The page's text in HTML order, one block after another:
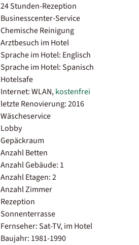
24 Stunden-Rezeption
Businesscenter-Service
Chemische Reinigung
Arztbesuch im Hotel
Sprache im Hotel: Englisch
Sprache im Hotel: Spanisch
Hotelsafe
Internet: WLAN,kostenfrei
letzte Renovierung: 2016
Wäscheservice
Lobby
Gepäckraum
Anzahl Betten
Anzahl Gebäude: 1
Anzahl Etagen: 2
Anzahl Zimmer
Rezeption
Sonnenterrasse
Fernseher: Sat-TV, im Hotel
Baujahr: 1981-1990